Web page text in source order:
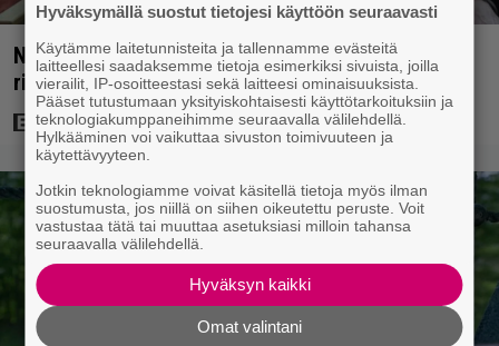
Nyt Netflixissä: Yksi viime vuosien parhaista
rikossarjoista – IMDB-arvio 8,8
Hyväksymällä suostut tietojesi käyttöön seuraavasti
Käytämme laitetunnisteita ja tallennamme evästeitä
laitteellesi saadaksemme tietoja esimerkiksi sivuista, joilla
vierailit, IP-osoitteestasi sekä laitteesi ominaisuuksista.
Pääset tutustumaan yksityiskohtaisesti käyttötarkoituksiin ja
teknologiakumppaneihimme seuraavalla välilehdellä.
Hylkääminen voi vaikuttaa sivuston toimivuuteen ja
käytettävyyteen.
Jotkin teknologiamme voivat käsitellä tietoja myös ilman
suostumusta, jos niillä on siihen oikeutettu peruste. Voit
vastustaa tätä tai muuttaa asetuksiasi milloin tahansa
seuraavalla välilehdellä.
Hyväksyn kaikki
Omat valintani